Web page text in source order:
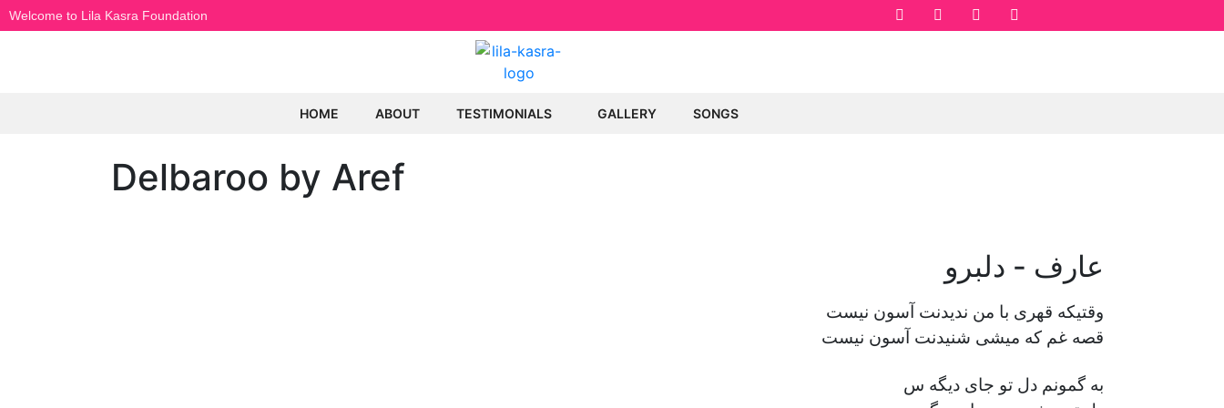
Welcome to Lila Kasra Foundation
HOME ABOUT TESTIMONIALS GALLERY SONGS
Delbaroo by Aref
عارف - دلبرو
وقتیکه قهری با من ندیدنت آسون نیست
قصه غم که میشی شنیدنت آسون نیست
به گمونم دل تو جای دیگه س